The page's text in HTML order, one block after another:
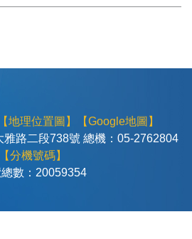
【地理位置圖】
【Google地圖】
雅路二段738號 總機：05-2762804
【分機號碼】
數： 20059354